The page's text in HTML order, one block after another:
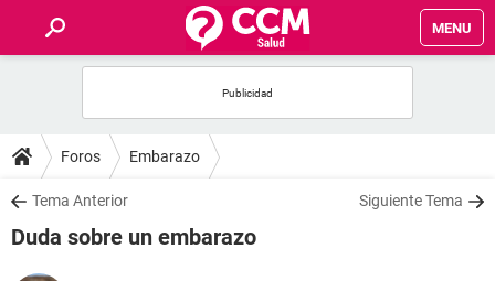
MENU
FOROS
SALUD
Foros Embarazo
Tema Anterior Siguiente Tema
Duda sobre un embarazo